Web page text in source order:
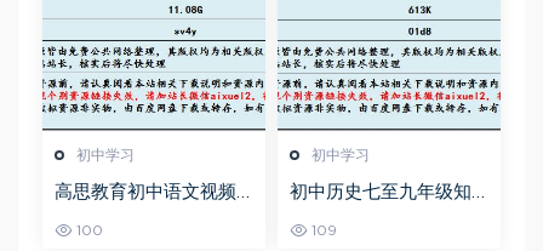
初中学习
高思教育初中语文视频
全部课程
100
初中学习
初中历史七至九年级知
衡水内部资料人教版，
109